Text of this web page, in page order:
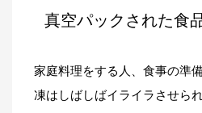
真空パックされた食
家庭料理をする人、食事の準
凍はしばしばイライラさせら